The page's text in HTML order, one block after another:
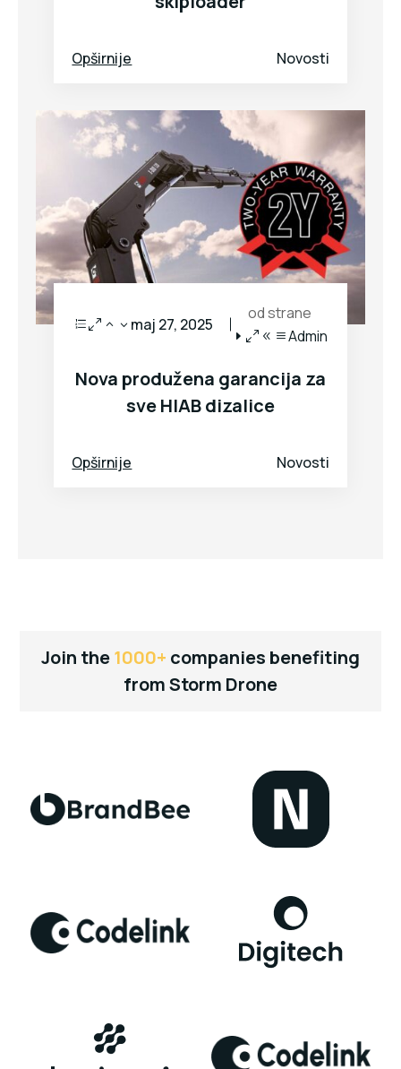
Novosti
Opširnije
Nova produžena garancija za
sve HIAB dizalice
od strane
Admin
maj 27, 2025
Novosti
Opširnije
Join the1000+ companies benefiting
from Storm Drone